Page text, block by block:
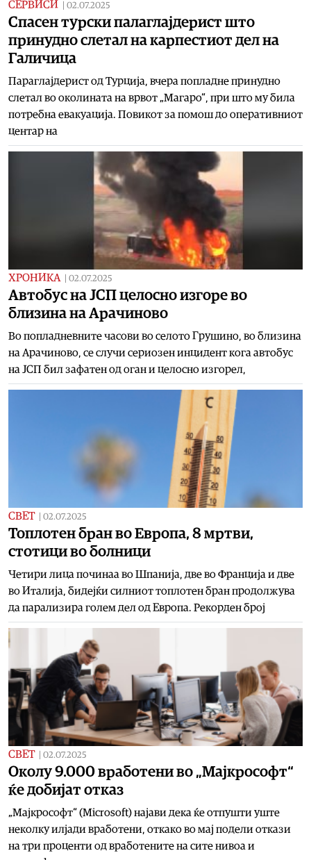
СЕРВИСИ 02.07.2025
Спасен турски палаглајдерист што
принудно слетал на карпестиот дел на
Галичица
Параглајдерист од Турција, вчера попладне принудно
слетал во околината на врвот „Магаро“, при што му била
потребна евакуација. Повикот за помош до оперативниот
центар на
ХРОНИКА 02.07.2025
Автобус на ЈСП целосно изгоре во
близина на Арачиново
Во попладневните часови во селото Грушино, во близина
на Арачиново, се случи сериозен инцидент кога автобус
на ЈСП бил зафатен од оган и целосно изгорел,
СВЕТ 02.07.2025
Топлотен бран во Европа, 8 мртви,
стотици во болници
Четири лица починаа во Шпанија, две во Франција и две
во Италија, бидејќи силниот топлотен бран продолжува
да парализира голем дел од Европа. Рекорден број
СВЕТ 02.07.2025
Околу 9.000 вработени во „Мајкрософт“
ќе добијат отказ
„Мајкрософт“ (Microsoft) најави дека ќе отпушти уште
неколку илјади вработени, откако во мај подели откази
на три проценти од вработените на сите нивоа и